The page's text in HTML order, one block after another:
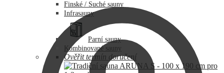
Finské / Suché sauny
Infrasauny
Parní sauny
Kombinované sauny
Ověřit termín doručení